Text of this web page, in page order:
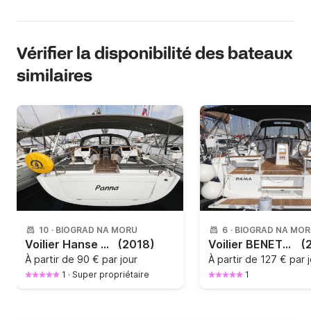
Vérifier la disponibilité des bateaux
similaires
10 · BIOGRAD NA MORU
Voilier Hanse Hanse 455 13.95m (2018)
À partir de 90 € par jour
1 · Super propriétaire
6 · BIOGRAD NA
Voilier BENETEAU OCEANIS 38.1 11.5m
À partir de 127 € par
1